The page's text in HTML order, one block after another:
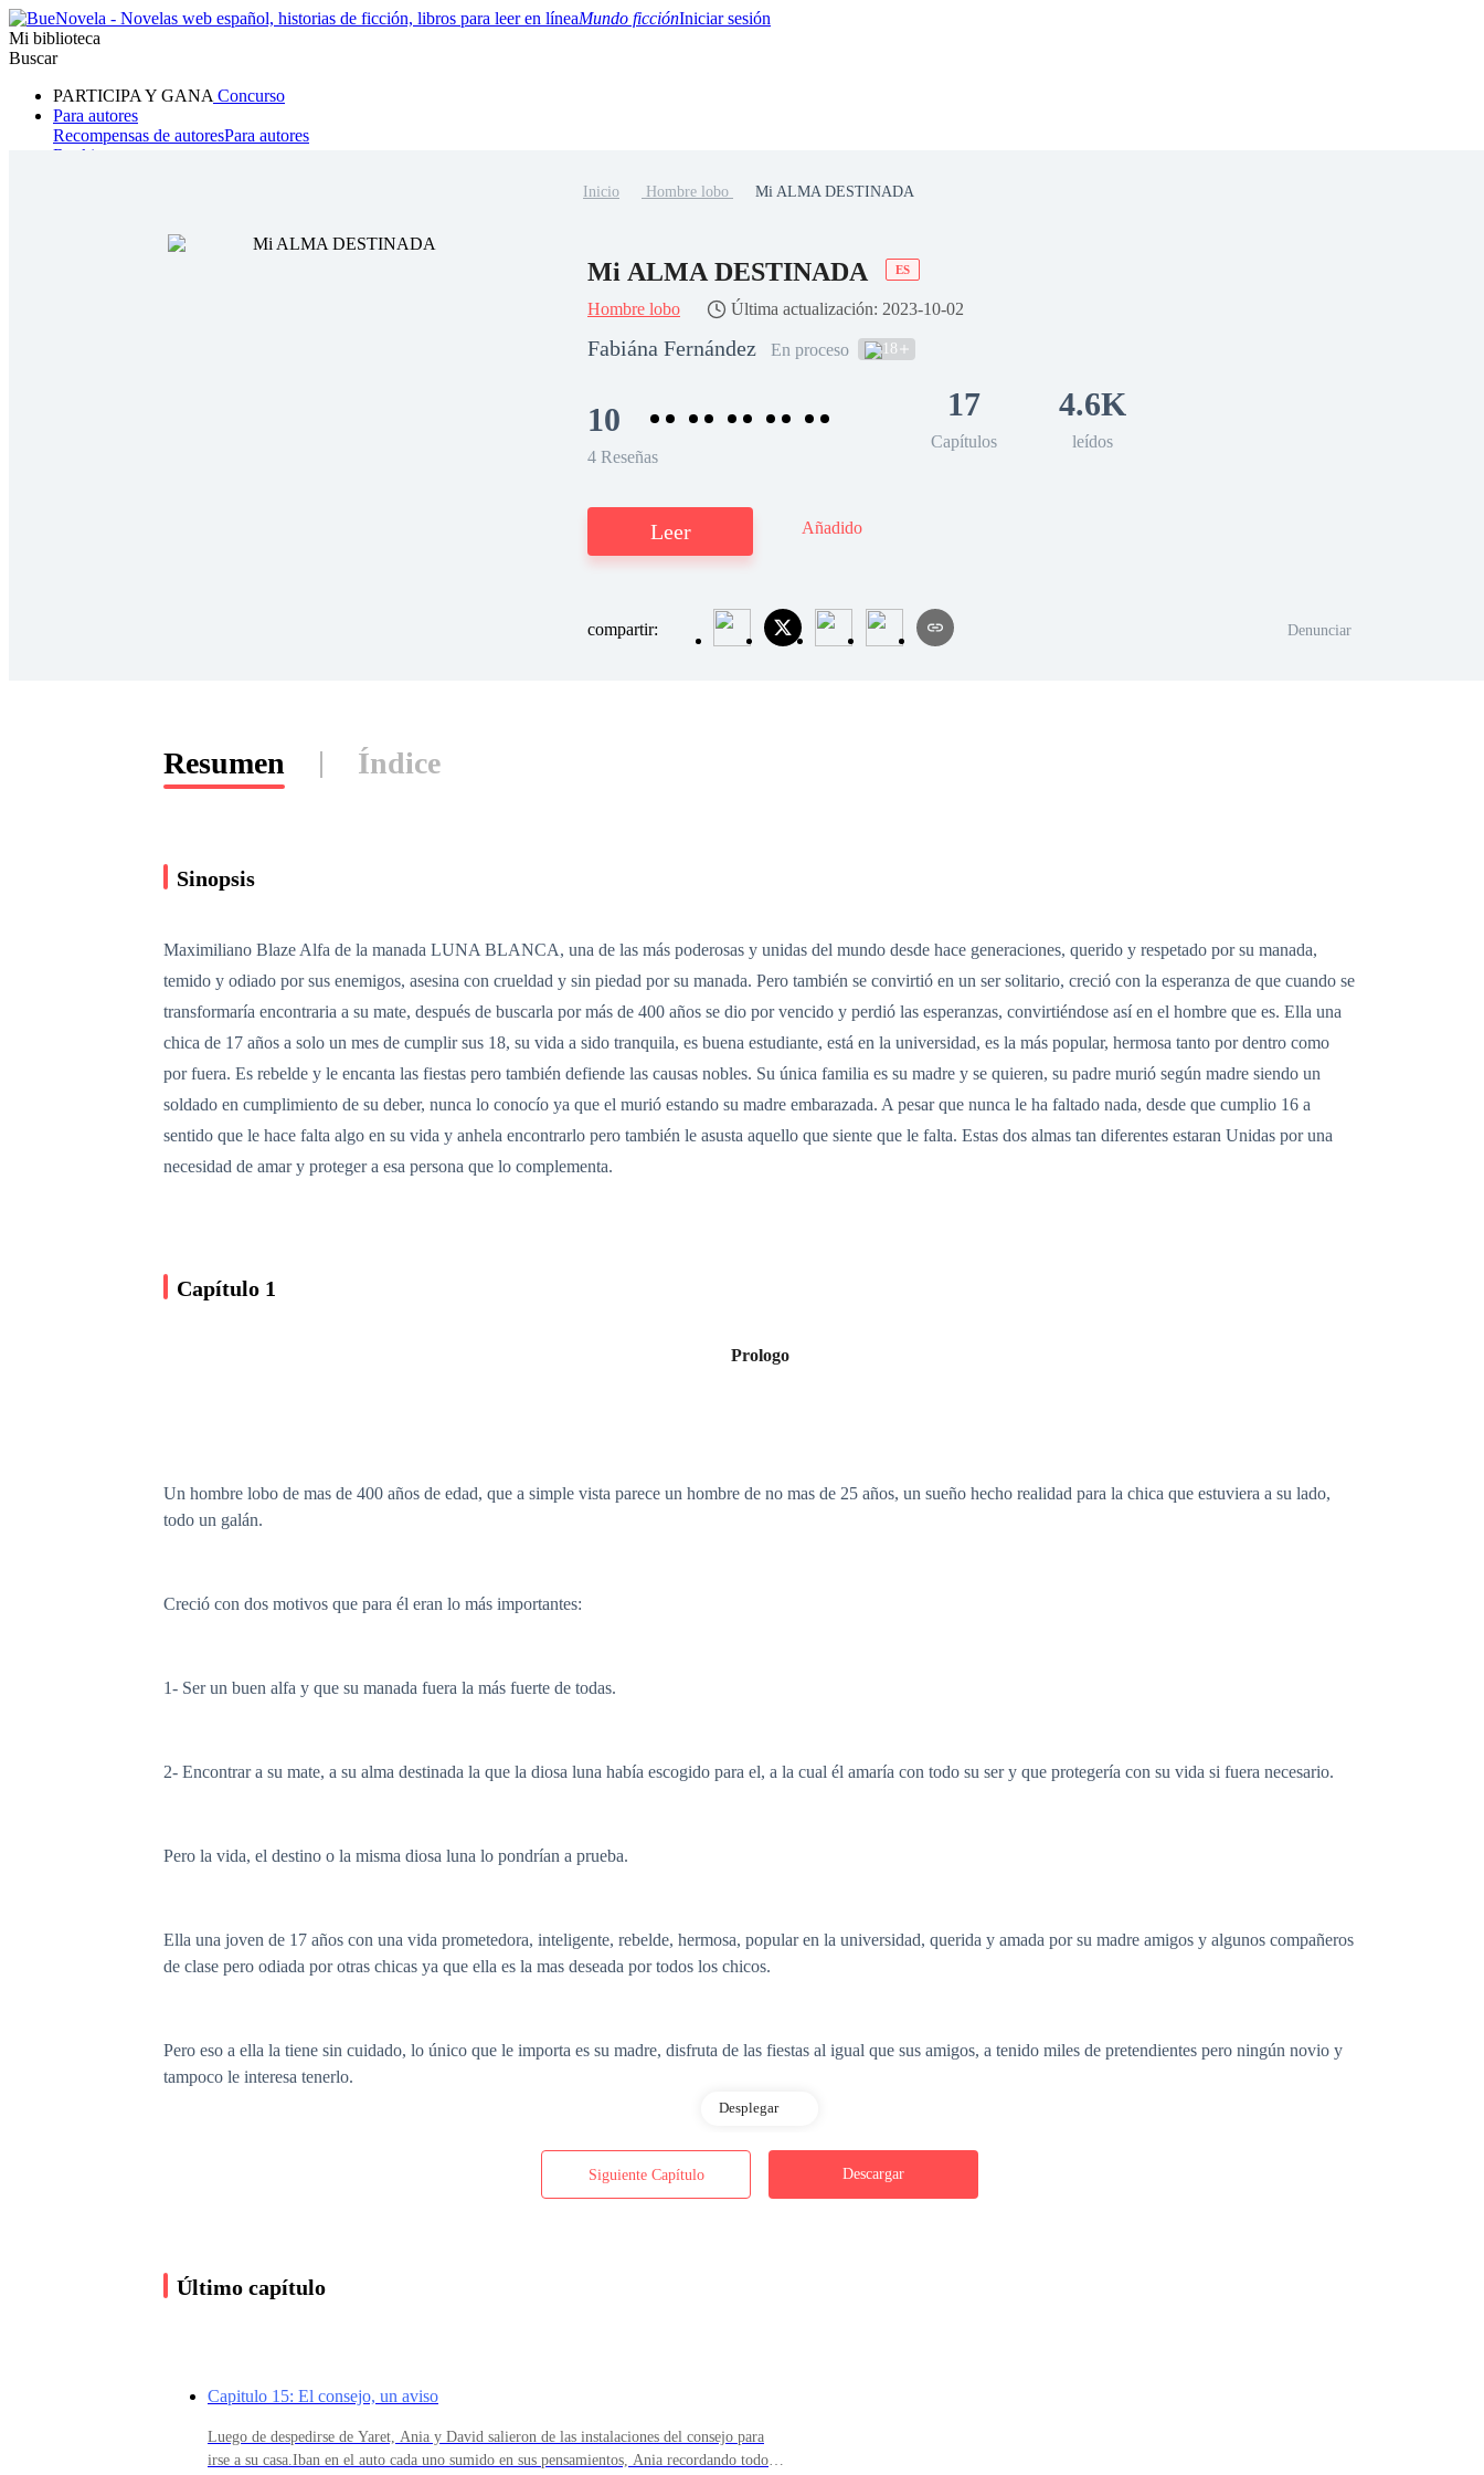
Mundo ficciónIniciar sesión
Mi biblioteca
Buscar
PARTICIPA Y GANA Concurso
Para autores
Recompensas de autoresPara autores
Ranking
Hombre lobo Mafia SistemaFantasíaUrbano
Inicio Hombre lobo Mi ALMA DESTINADA
Mi ALMA DESTINADA ES
Hombre lobo Última actualización: 2023-10-02
Fabiána Fernández En proceso 18
10
4 Reseñas
17
Capítulos
4.6K
leídos
Leer Añadido
compartir: Denunciar
Resumen Índice
Sinopsis
Maximiliano Blaze Alfa de la manada LUNA BLANCA, una de las más poderosas y unidas del mundo desde hace generaciones, querido y respetado por su manada,
temido y odiado por sus enemigos, asesina con crueldad y sin piedad por su manada. Pero también se convirtió en un ser solitario, creció con la esperanza de que cuando se
transformaría encontraria a su mate, después de buscarla por más de 400 años se dio por vencido y perdió las esperanzas, convirtiéndose así en el hombre que es. Ella una
chica de 17 años a solo un mes de cumplir sus 18, su vida a sido tranquila, es buena estudiante, está en la universidad, es la más popular, hermosa tanto por dentro como
por fuera. Es rebelde y le encanta las fiestas pero también defiende las causas nobles. Su única familia es su madre y se quieren, su padre murió según madre siendo un
soldado en cumplimiento de su deber, nunca lo conocío ya que el murió estando su madre embarazada. A pesar que nunca le ha faltado nada, desde que cumplio 16 a
sentido que le hace falta algo en su vida y anhela encontrarlo pero también le asusta aquello que siente que le falta. Estas dos almas tan diferentes estaran Unidas por una
necesidad de amar y proteger a esa persona que lo complementa.
Capítulo 1
Prologo
Un hombre lobo de mas de 400 años de edad, que a simple vista parece un hombre de no mas de 25 años, un sueño hecho realidad para la chica que estuviera a su lado,
todo un galán.
Creció con dos motivos que para él eran lo más importantes:
1- Ser un buen alfa y que su manada fuera la más fuerte de todas.
2- Encontrar a su mate, a su alma destinada la que la diosa luna había escogido para el, a la cual él amaría con todo su ser y que protegería con su vida si fuera necesario.
Pero la vida, el destino o la misma diosa luna lo pondrían a prueba.
Ella una joven de 17 años con una vida prometedora, inteligente, rebelde, hermosa, popular en la universidad, querida y amada por su madre amigos y algunos compañeros
de clase pero odiada por otras chicas ya que ella es la mas deseada por todos los chicos.
Pero eso a ella la tiene sin cuidado, lo único que le importa es su madre, disfruta de las fiestas al igual que sus amigos, a tenido miles de pretendientes pero ningún novio y
tampoco le interesa tenerlo.
A pesar de tener todo lo que cualquier chica deseara, ella se sentía que le Asia falta algo y que a sus 16 años se intensifico y su vida dio un cambio no drástico pero si un
Un camino, pruebas, dudas, enemigos dispuestos a todo con tal de separarlos y Dos almas destinadas a estar juntas
Desplegar
Siguiente Capítulo Descargar
Último capítulo
Capitulo 15: El consejo, un aviso
Luego de despedirse de Yaret, Ania y David salieron de las instalaciones del consejo para
irse a su casa.Iban en el auto cada uno sumido en sus pensamientos, Ania recordando todo lo